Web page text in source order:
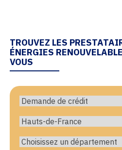
TROUVEZ LES
ÉNERGIES
VOUS